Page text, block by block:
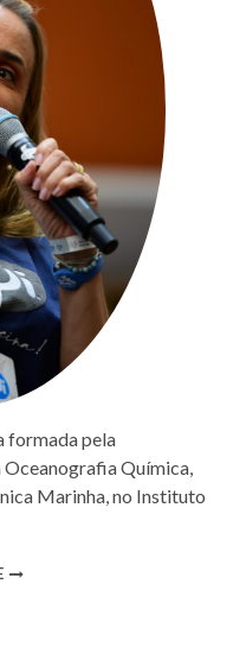
formada pela
Química,
Marinha, no Instituto